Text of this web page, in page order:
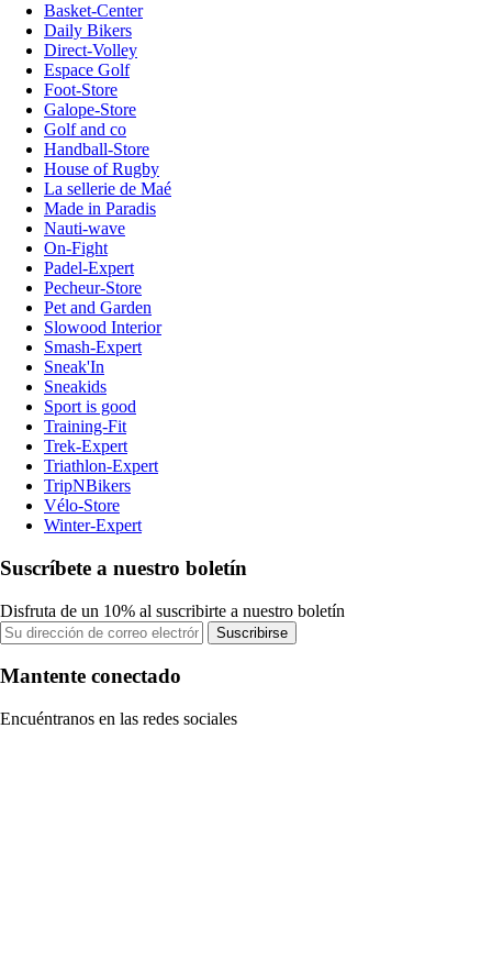
Basket-Center
Daily Bikers
Direct-Volley
Espace Golf
Foot-Store
Galope-Store
Golf and co
Handball-Store
House of Rugby
La sellerie de Maé
Made in Paradis
Nauti-wave
On-Fight
Padel-Expert
Pecheur-Store
Pet and Garden
Slowood Interior
Smash-Expert
Sneak'In
Sneakids
Sport is good
Training-Fit
Trek-Expert
Triathlon-Expert
TripNBikers
Vélo-Store
Winter-Expert
Suscríbete a nuestro boletín
Disfruta de un 10% al suscribirte a nuestro boletín
Suscribirse
Mantente conectado
Encuéntranos en las redes sociales